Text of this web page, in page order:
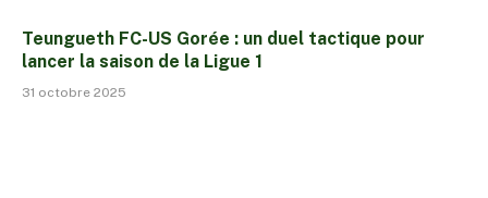
Teungueth FC-US Gorée : un duel tactique pour
lancer la saison de la Ligue 1
31 octobre 2025